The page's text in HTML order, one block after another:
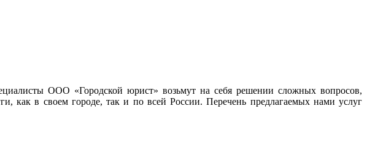
ООО «Городской юрист» возьмут на себя решении сложных вопросов,
как в своем городе, так и по всей России. Перечень предлагаемых нами услуг